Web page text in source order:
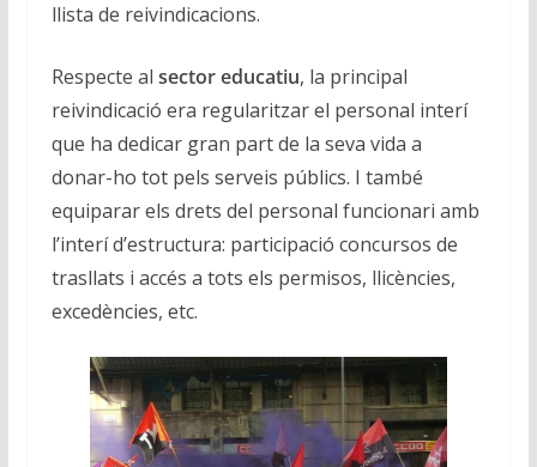
llista de reivindicacions.
Respecte al sector educatiu, la principal
reivindicació era regularitzar el personal interí
que ha dedicar gran part de la seva vida a
donar-ho tot pels serveis públics. I també
equiparar els drets del personal funcionari amb
l’interí d’estructura: participació concursos de
trasllats i accés a tots els permisos, llicències,
excedències, etc.